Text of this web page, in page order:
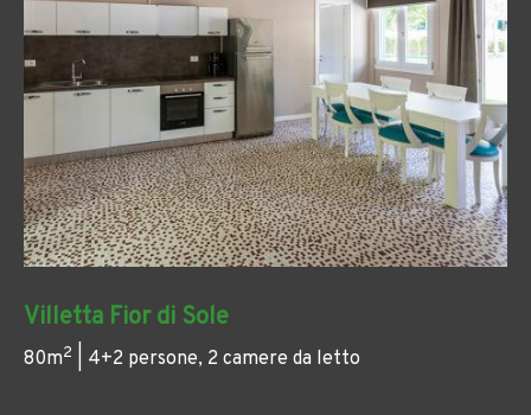
Villetta Fior di Sole
80m2 | 4+2 persone, 2 camere da letto